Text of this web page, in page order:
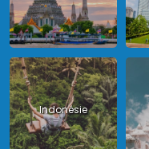
Indonésie